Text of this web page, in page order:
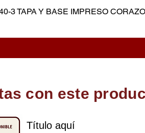
3 TAPA Y BASE IMPRESO
con este
Título aquí